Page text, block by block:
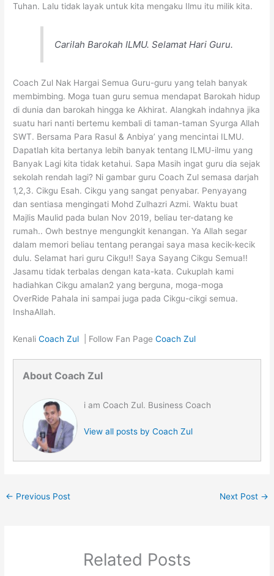
Tuhan. Lalu tidak layak untuk kita mengaku Ilmu itu milik kita.
Carilah Barokah ILMU. Selamat Hari Guru.
Coach Zul Nak Hargai Semua Guru-guru yang telah banyak
membimbing. Moga tuan guru semua mendapat Barokah hidup
di dunia dan barokah hingga ke Akhirat. Alangkah indahnya jika
suatu hari nanti bertemu kembali di taman-taman Syurga Allah
SWT. Bersama Para Rasul & Anbiya’ yang mencintai ILMU.
Dapatlah kita bertanya lebih banyak tentang ILMU-ilmu yang
Banyak Lagi kita tidak ketahui. Sapa Masih ingat guru dia sejak
sekolah rendah lagi? Ni gambar guru Coach Zul semasa darjah
1,2,3. Cikgu Esah. Cikgu yang sangat penyabar. Penyayang
dan sentiasa mengingati Mohd Zulhazri Azmi. Waktu buat
Majlis Maulid pada bulan Nov 2019, beliau ter-datang ke
rumah.. Owh bestnye mengungkit kenangan. Ya Allah segar
dalam memori beliau tentang perangai saya masa kecik-kecik
dulu. Selamat hari guru Cikgu!! Saya Sayang Cikgu Semua!!
Jasamu tidak terbalas dengan kata-kata. Cukuplah kami
hadiahkan Cikgu amalan2 yang berguna, moga-moga
OverRide Pahala ini sampai juga pada Cikgu-cikgi semua.
InshaAllah.
KenaliCoach Zul | Follow Fan PageCoach Zul
About Coach Zul
i am Coach Zul. Business Coach
View all posts by Coach Zul
← Previous Post Next Post →
Related Posts